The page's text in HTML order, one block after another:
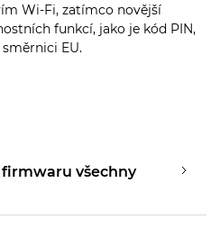
Wi-Fi, zatímco novější
funkcí, jako je kód PIN,
EU.
všechny